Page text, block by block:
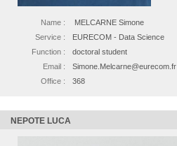
Name :
MELCARNE Simone
Service :
EURECOM - Data Science
Function :
doctoral student
Email :
Simone.Melcarne@eurecom.fr
Office :
368
NEPOTE LUCA